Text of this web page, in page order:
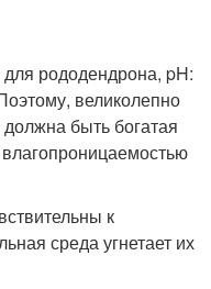
рододендрона, pH:
великолепно
быть богатая
к
среда угнетает их